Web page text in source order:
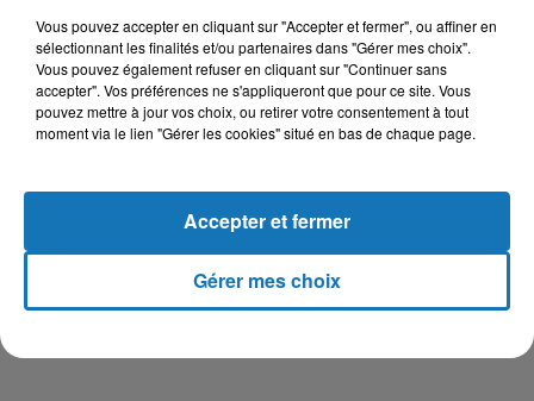
Ce à quoi, Pompeo a rétorqué en déclarant que Bin Salman
lui a assuré qu’il suivra de près le dossier Khashoggi. Il a
également ajouté qu’il n’a pas écouté les enregistrements
vocaux de l’assassinat.
pays à Istanbul. Il s’agit d’une affaire qui a suscité
l’indignation de l’opinion publique internationale. Après 18
jours de déni et de déclarations contradictoires, Riyad avait
reconnu le "meurtre" de Khashoggi au consulat de son pays,
des suites d'une "altercation" avec des ressortissants
Vous pouvez accepter en cliquant sur "Accepter et fermer", ou affiner en
sélectionnant les finalités et/ou partenaires dans "Gérer mes choix".
Vous pouvez également refuser en cliquant sur "Continuer sans
accepter". Vos préférences ne s'appliqueront que pour ce site. Vous
pouvez mettre à jour vos choix, ou retirer votre consentement à tout
moment via le lien "Gérer les cookies" situé en bas de chaque page.
Gérer mes choix
Accepter et fermer